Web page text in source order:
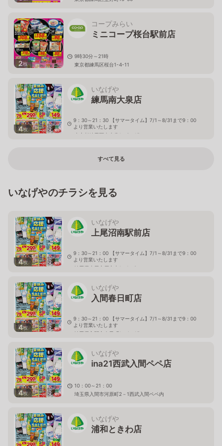
2枚
コープみらい
ミニコープ桜台駅前店
9時30分～21時
東京都練馬区桜台1-4-11
4枚
いなげや
練馬南大泉店
9：30～21：30 【サマータイム】7/1～8/31まで9：00
より営業いたします
東京都練馬区南大泉1－6－15
すべて見る
いなげやのチラシを見る
4枚
いなげや
上尾沼南駅前店
9：30～21：00 【サマータイム】7/1～8/31まで9：00
より営業いたします
埼玉県上尾市原市中1－1－8
4枚
いなげや
入間春日町店
9：30～21：00 【サマータイム】7/1～8/31まで9：00
より営業いたします
埼玉県入間市春日町1－4－15
4枚
いなげや
ina21西武入間ペペ店
10：00～21：00
埼玉県入間市河原町2－1西武入間ペペ内
いなげや
浦和ときわ店